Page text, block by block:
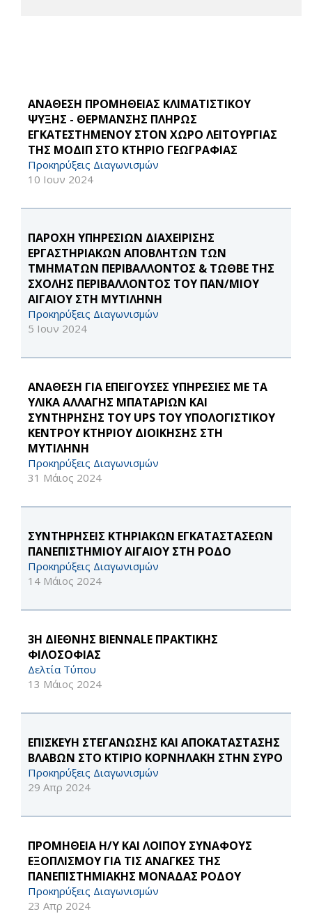
ΑΝΑΘΕΣΗ ΠΡΟΜΗΘΕΙΑΣ ΚΛΙΜΑΤΙΣΤΙΚΟΥ
ΨΥΞΗΣ - ΘΕΡΜΑΝΣΗΣ ΠΛΗΡΩΣ
ΕΓΚΑΤΕΣΤΗΜΕΝΟΥ ΣΤΟΝ ΧΩΡΟ ΛΕΙΤΟΥΡΓΙΑΣ
ΤΗΣ ΜΟΔΙΠ ΣΤΟ ΚΤΗΡΙΟ ΓΕΩΓΡΑΦΙΑΣ
Προκηρύξεις Διαγωνισμών
10 Ιουν 2024
ΠΑΡΟΧΗ ΥΠΗΡΕΣΙΩΝ ΔΙΑΧΕΙΡΙΣΗΣ
ΕΡΓΑΣΤΗΡΙΑΚΩΝ ΑΠΟΒΛΗΤΩΝ ΤΩΝ
ΤΜΗΜΑΤΩΝ ΠΕΡΙΒΑΛΛΟΝΤΟΣ & ΤΩΘΒΕ ΤΗΣ
ΣΧΟΛΗΣ ΠΕΡΙΒΑΛΛΟΝΤΟΣ ΤΟΥ ΠΑΝ/ΜΙΟΥ
ΑΙΓΑΙΟΥ ΣΤΗ ΜΥΤΙΛΗΝΗ
Προκηρύξεις Διαγωνισμών
5 Ιουν 2024
ΑΝΑΘΕΣΗ ΓΙΑ ΕΠΕΙΓΟΥΣΕΣ ΥΠΗΡΕΣΙΕΣ ΜΕ ΤΑ
ΥΛΙΚΑ ΑΛΛΑΓΗΣ ΜΠΑΤΑΡΙΩΝ ΚΑΙ
ΣΥΝΤΗΡΗΣΗΣ ΤΟΥ UPS ΤΟΥ ΥΠΟΛΟΓΙΣΤΙΚΟΥ
ΚΕΝΤΡΟΥ ΚΤΗΡΙΟΥ ΔΙΟΙΚΗΣΗΣ ΣΤΗ
ΜΥΤΙΛΗΝΗ
Προκηρύξεις Διαγωνισμών
31 Μάιος 2024
ΣΥΝΤΗΡΗΣΕΙΣ ΚΤΗΡΙΑΚΩΝ ΕΓΚΑΤΑΣΤΑΣΕΩΝ
ΠΑΝΕΠΙΣΤΗΜΙΟΥ ΑΙΓΑΙΟΥ ΣΤΗ ΡΟΔΟ
Προκηρύξεις Διαγωνισμών
14 Μάιος 2024
3Η ΔΙΕΘΝΗΣ BIENNALE ΠΡΑΚΤΙΚΗΣ
ΦΙΛΟΣΟΦΙΑΣ
Δελτία Τύπου
13 Μάιος 2024
ΕΠΙΣΚΕΥΗ ΣΤΕΓΑΝΩΣΗΣ ΚΑΙ ΑΠΟΚΑΤΑΣΤΑΣΗΣ
ΒΛΑΒΩΝ ΣΤΟ ΚΤΙΡΙΟ ΚΟΡΝΗΛΑΚΗ ΣΤΗΝ ΣΥΡΟ
Προκηρύξεις Διαγωνισμών
29 Απρ 2024
ΠΡΟΜΗΘΕΙΑ Η/Υ ΚΑΙ ΛΟΙΠΟΥ ΣΥΝΑΦΟΥΣ
ΕΞΟΠΛΙΣΜΟΥ ΓΙΑ ΤΙΣ ΑΝΑΓΚΕΣ ΤΗΣ
ΠΑΝΕΠΙΣΤΗΜΙΑΚΗΣ ΜΟΝΑΔΑΣ ΡΟΔΟΥ
Προκηρύξεις Διαγωνισμών
23 Απρ 2024